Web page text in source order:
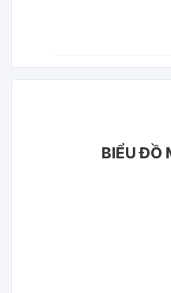
BIỂU ĐỒ